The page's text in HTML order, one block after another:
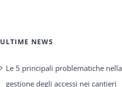
ULTIME NEWS
Le 5 principali problematiche nella
gestione degli accessi nei cantieri